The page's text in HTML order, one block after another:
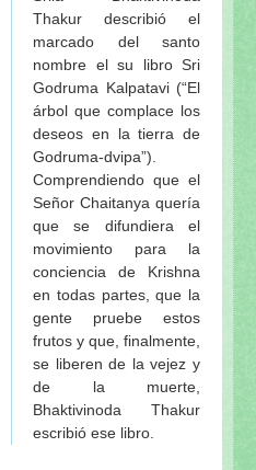
Thakur describió el
marcado del santo
nombre el su libro Sri
Godruma Kalpatavi (“El
árbol que complace los
deseos en la tierra de
Godruma-dvipa”).
Comprendiendo que el
Señor Chaitanya quería
que se difundiera el
movimiento para la
conciencia de Krishna
en todas partes, que la
gente pruebe estos
frutos y que, finalmente,
se liberen de la vejez y
de la muerte,
Bhaktivinoda Thakur
escribió ese libro.